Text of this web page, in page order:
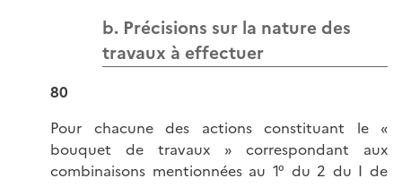
b. Précisions sur la nature des
travaux à effectuer
80
Pour chacune des actions constituant le «
bouquet de travaux » correspondant aux
combinaisons mentionnées au 1° du 2 du I de